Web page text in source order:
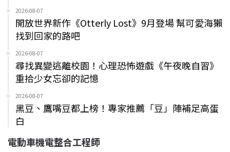
2026-08-07
開放世界新作《Otterly Lost》9月登場 幫可愛海獺
找到回家的路吧
2026-08-07
尋找異變逃離校園！心理恐怖遊戲《午夜晚自習》
重拾少女忘卻的記憶
2026-08-07
黑豆、鷹嘴豆都上榜！專家推薦「豆」陣補足高蛋
白
電動車機電整合工程師